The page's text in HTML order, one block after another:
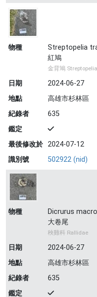
物種
Streptopelia
紅鳩
金背鳩
日期
2024-06-27
地點
高雄市杉林區
紀錄者
635
鑑定
最後修改於 2024-07-12
識別號
502922 (nid)
物種
Dicrurus
大卷尾
秧雞科 Rallidae
日期
2024-06-27
地點
高雄市杉林區
紀錄者
635
鑑定